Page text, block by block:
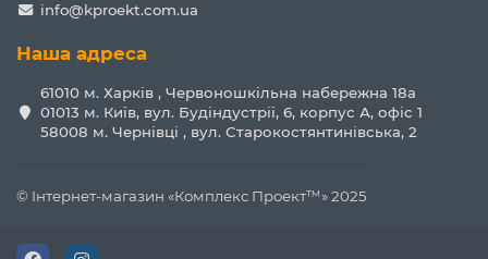
info@kproekt.com.ua
Наша адреса
61010 м. Харків , Червоношкільна набережна 18а
01013 м. Київ, вул. Будіндустрії, 6, корпус А, офіс 1
58008 м. Чернівці , вул. Старокостянтинівська, 2
© Інтернет-магазин «Комплекс Проект™» 2025